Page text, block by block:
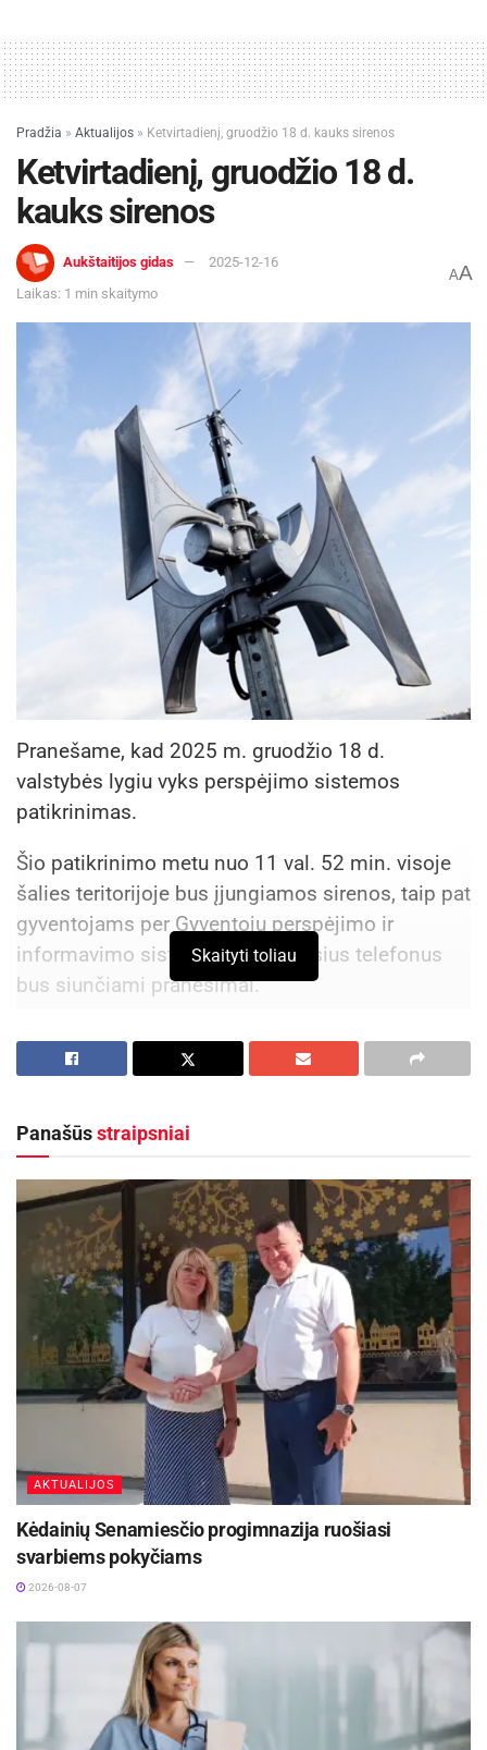
Pradžia » Aktualijos » Ketvirtadienį, gruodžio 18 d. kauks sirenos
Ketvirtadienį, gruodžio 18 d.
kauks sirenos
Aukštaitijos gidas
2025-12-16
Laikas: 1 min skaitymo
AA
Pranešame, kad 2025 m. gruodžio 18 d.
valstybės lygiu vyks perspėjimo sistemos
patikrinimas.
Šio patikrinimo metu nuo 11 val. 52 min. visoje
šalies teritorijoje bus įjungiamos sirenos, taip pat
gyventojams per Gyventojų perspėjimo ir
informavimo sistemą į mobiliuosius telefonus
bus siunčiami pranešimai.
Aktualios naujienos
2026-08-07
Kviečiama dalyvauti visoje Lietuvoje
vykstančiame konkurse „Tvari Lietuva“
2026-08-07
Skaityti toliau
Panašūsstraipsniai
AKTUALIJOS
Kėdainių Senamiesčio progimnazija ruošiasi
svarbiems pokyčiams
2026-08-07